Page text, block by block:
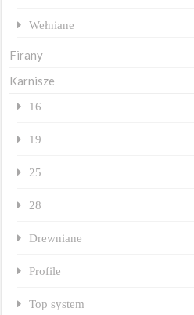
Wełniane
Firany
Karnisze
16
19
25
28
Drewniane
Profile
Top system